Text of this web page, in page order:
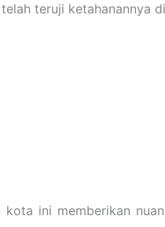
teruji ketahanannya
ini memberikan